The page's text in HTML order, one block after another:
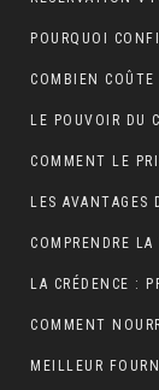
LE POUVOIR DU